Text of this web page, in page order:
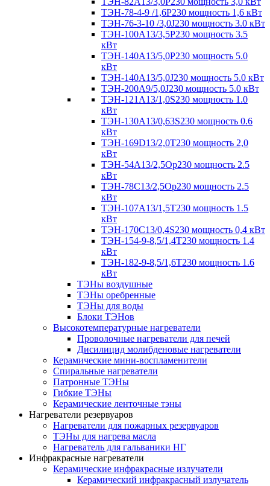
ТЭН-78-4-9 /1,6P230 мощность 1,6 кВт
ТЭН-76-3-10 /3,0J230 мощность 3.0 кВт
ТЭН-100А13/3,5Р230 мощность 3.5
кВт
ТЭН-140А13/5,0Р230 мощность 5.0
кВт
ТЭН-140А13/5,0J230 мощность 5.0 кВт
ТЭН-200А9/5,0J230 мощность 5.0 кВт
ТЭН-121А13/1,0S230 мощность 1.0
кВт
ТЭН-130А13/0,63S230 мощность 0.6
кВт
ТЭН-169D13/2,0T230 мощность 2,0
кВт
ТЭН-54А13/2,5Ор230 мощность 2.5
кВт
ТЭН-78С13/2,5Ор230 мощность 2.5
кВт
ТЭН-107А13/1,5Т230 мощность 1.5
кВт
ТЭН-170C13/0,4S230 мощность 0,4 кВт
ТЭН-154-9-8,5/1,4Т230 мощность 1.4
кВт
ТЭН-182-9-8,5/1,6Т230 мощность 1.6
кВт
ТЭНы воздушные
ТЭНы оребренные
ТЭНы для воды
Блоки ТЭНов
Высокотемпературные нагреватели
Проволочные нагреватели для печей
Дисилицид молибденовые нагреватели
Керамические мини-воспламенители
Спиральные нагреватели
Патронные ТЭНы
Гибкие ТЭНы
Керамические ленточные тэны
Нагреватели резервуаров
Нагреватели для пожарных резервуаров
ТЭНы для нагрева масла
Нагреватель для гальваники НГ
Инфракрасные нагреватели
Керамические инфракрасные излучатели
Керамический инфракрасный излучатель